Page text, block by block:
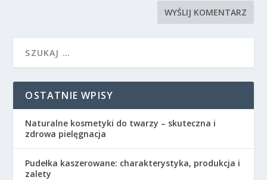
OSTATNIE WPISY
Naturalne kosmetyki do twarzy – skuteczna i
zdrowa pielęgnacja
Pudełka kaszerowane: charakterystyka, produkcja i
zalety